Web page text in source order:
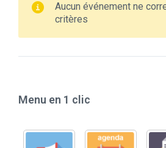
Aucun événement ne
critères
Menu en 1 clic